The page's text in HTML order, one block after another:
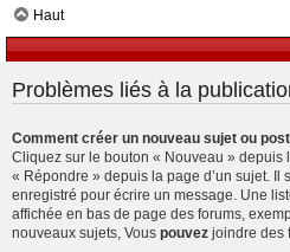
Haut
Problèmes liés à la
Comment créer un nouveau sujet ou
Cliquez sur le bouton « Nouveau » depuis
« Répondre » depuis la page d’un sujet. Il
enregistré pour écrire un message. Une
affichée en bas de page des forums,
nouveaux sujets, Vous pouvez joindre des